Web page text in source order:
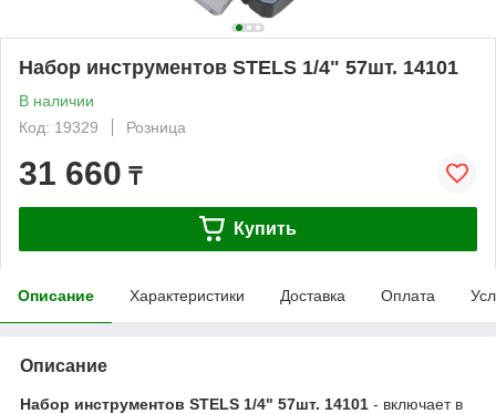
Набор инструментов STELS 1/4" 57шт. 14101
В наличии
Код: 19329
Розница
31 660 ₸
Купить
Описание Характеристики Доставка Оплата
Описание
Набор инструментов STELS 1/4" 57шт. 14101 - включает в